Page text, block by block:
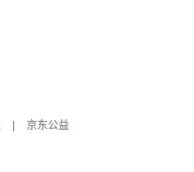
京东公益